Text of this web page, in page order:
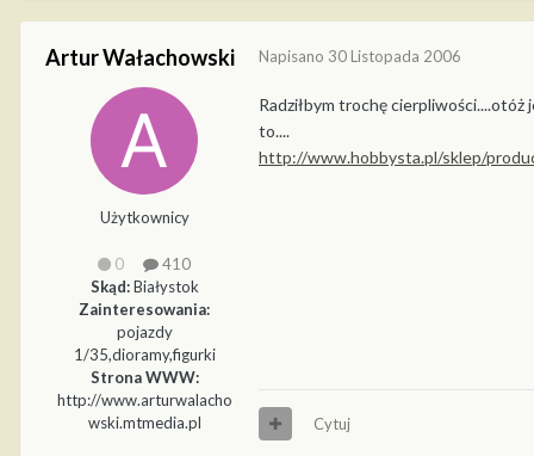
Artur Wałachowski
Użytkownicy
0
410
Skąd:Białystok
Zainteresowania:
pojazdy
1/35,dioramy,figurki
Strona WWW:
http://www.arturwalacho
wski.mtmedia.pl
Napisano 30 Listopada 2006
Radziłbym trochę
to....
http://www.hobbysta.pl/sklep/
Cytuj